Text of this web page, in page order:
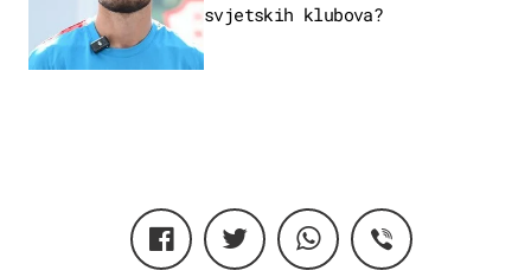
svjetskih klubova?